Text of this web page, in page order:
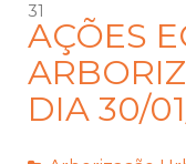
31
AÇÕES
DIA 30/